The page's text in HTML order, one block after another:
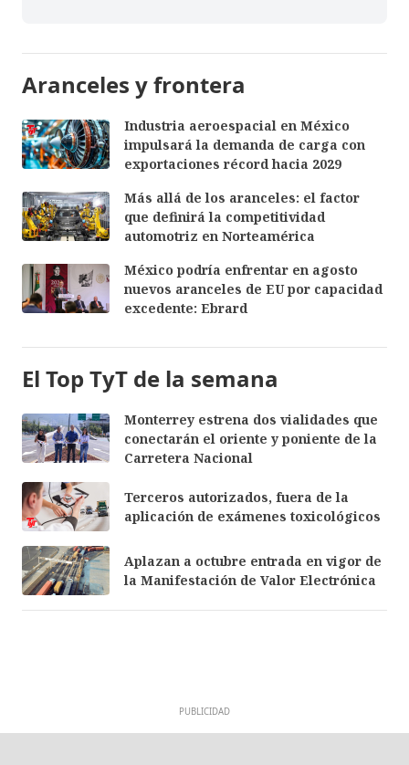
Aranceles y frontera
Industria aeroespacial en México
impulsará la demanda de carga con
exportaciones récord hacia 2029
Más allá de los aranceles: el factor
que definirá la competitividad
automotriz en Norteamérica
México podría enfrentar en agosto
nuevos aranceles de EU por capacidad
excedente: Ebrard
El Top TyT de la semana
Monterrey estrena dos vialidades que
conectarán el oriente y poniente de la
Carretera Nacional
Terceros autorizados, fuera de la
aplicación de exámenes toxicológicos
Aplazan a octubre entrada en vigor de
la Manifestación de Valor Electrónica
PUBLICIDAD